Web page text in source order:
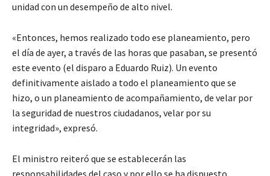
unidad con un desempeño de alto nivel.
«Entonces, hemos realizado todo ese planeamiento, pero
el día de ayer, a través de las horas que pasaban, se presentó
este evento (el disparo a Eduardo Ruiz). Un evento
definitivamente aislado a todo el planeamiento que se
hizo, o un planeamiento de acompañamiento, de velar por
la seguridad de nuestros ciudadanos, velar por su
integridad», expresó.
El ministro reiteró que se establecerán las